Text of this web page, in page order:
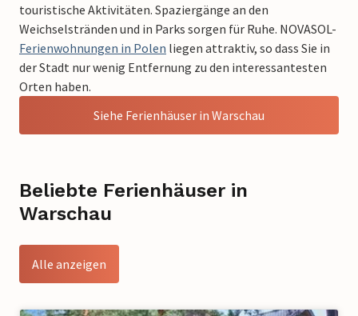
touristische Aktivitäten. Spaziergänge an den
Weichselstränden und in Parks sorgen für Ruhe. NOVASOL-
Ferienwohnungen in Polen liegen attraktiv, so dass Sie in
der Stadt nur wenig Entfernung zu den interessantesten
Orten haben.
Siehe Ferienhäuser in Warschau
Beliebte Ferienhäuser in
Warschau
Alle anzeigen